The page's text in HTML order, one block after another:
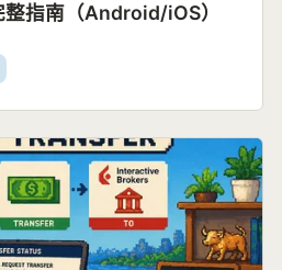
指南（Android/iOS）